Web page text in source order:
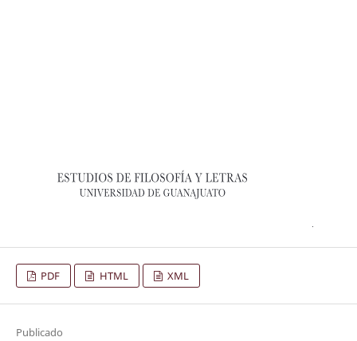
PDF HTML XML
Publicado